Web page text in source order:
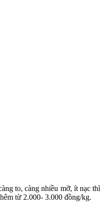
to, càng nhiều mỡ, ít nạc thì
từ 2.000- 3.000 đồng/kg.